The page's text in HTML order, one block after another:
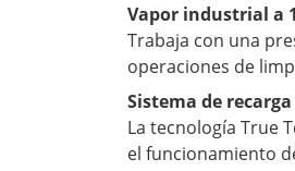
Vapor industrial a
Trabaja con una
operaciones de
Sistema de
La tecnología True
el funcionamiento